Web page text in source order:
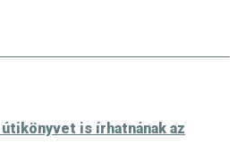
is írhatnának az